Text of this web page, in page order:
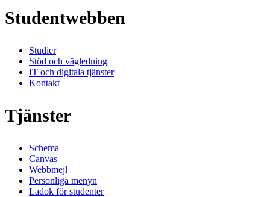
Studentwebben
Studier
Stöd och vägledning
IT och digitala tjänster
Kontakt
Tjänster
Schema
Canvas
Webbmejl
Personliga menyn
Ladok för studenter